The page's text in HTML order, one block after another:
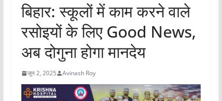
बिहार: स्कूलों में काम करने वाले
रसोइयों के लिए Good News,
अब दोगुना होगा मानदेय
जून 2, 2025 Avinash Roy